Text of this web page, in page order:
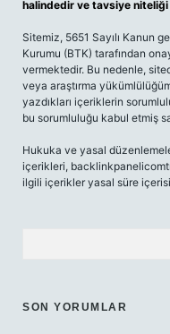
halindedir ve tavsiye niteliği
Sitemiz, 5651 Sayılı Kanun
Kurumu (BTK) tarafından
vermektedir. Bu nedenle,
veya araştırma
yazdıkları içeriklerin
bu sorumluluğu kabul etmiş
Hukuka ve yasal
içerikleri,
ilgili içerikler yasal süre
SON YORUMLAR